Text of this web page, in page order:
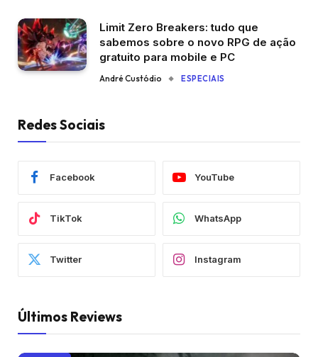
Limit Zero Breakers: tudo que
sabemos sobre o novo RPG de ação
gratuito para mobile e PC
André Custódio ESPECIAIS
Redes Sociais
Facebook YouTube
TikTok WhatsApp
Twitter Instagram
Últimos Reviews